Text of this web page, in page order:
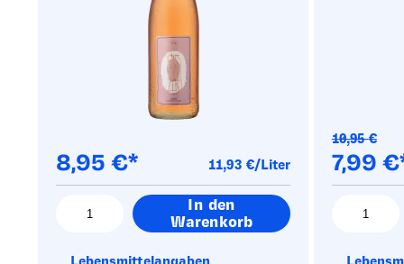
11,93 €/Liter
8,95 €
In den
Warenkorb
10,95€
7,99 €